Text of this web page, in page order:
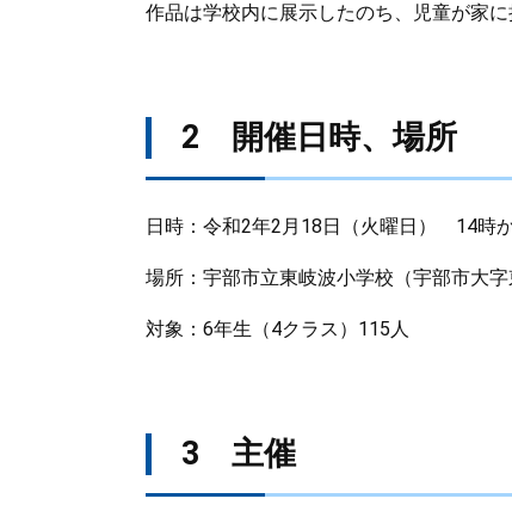
作品は学校内に展示したのち、児童が家に
2 開催日時、場所
日時：令和2年2月18日（火曜日） 14時
場所：宇部市立東岐波小学校（宇部市大字
対象：6年生（4クラス）115人
3 主催